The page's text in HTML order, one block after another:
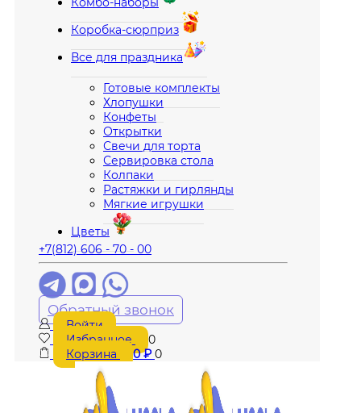
Коробка-сюрприз
Все для праздника
Готовые комплекты
Хлопушки
Конфеты
Открытки
Свечи для торта
Сервировка стола
Колпаки
Растяжки и гирлянды
Мягкие игрушки
Цветы
+7(812) 606 - 70 - 00
Обратный звонок
Войти
Избранное
0
Корзина
0₽ 0